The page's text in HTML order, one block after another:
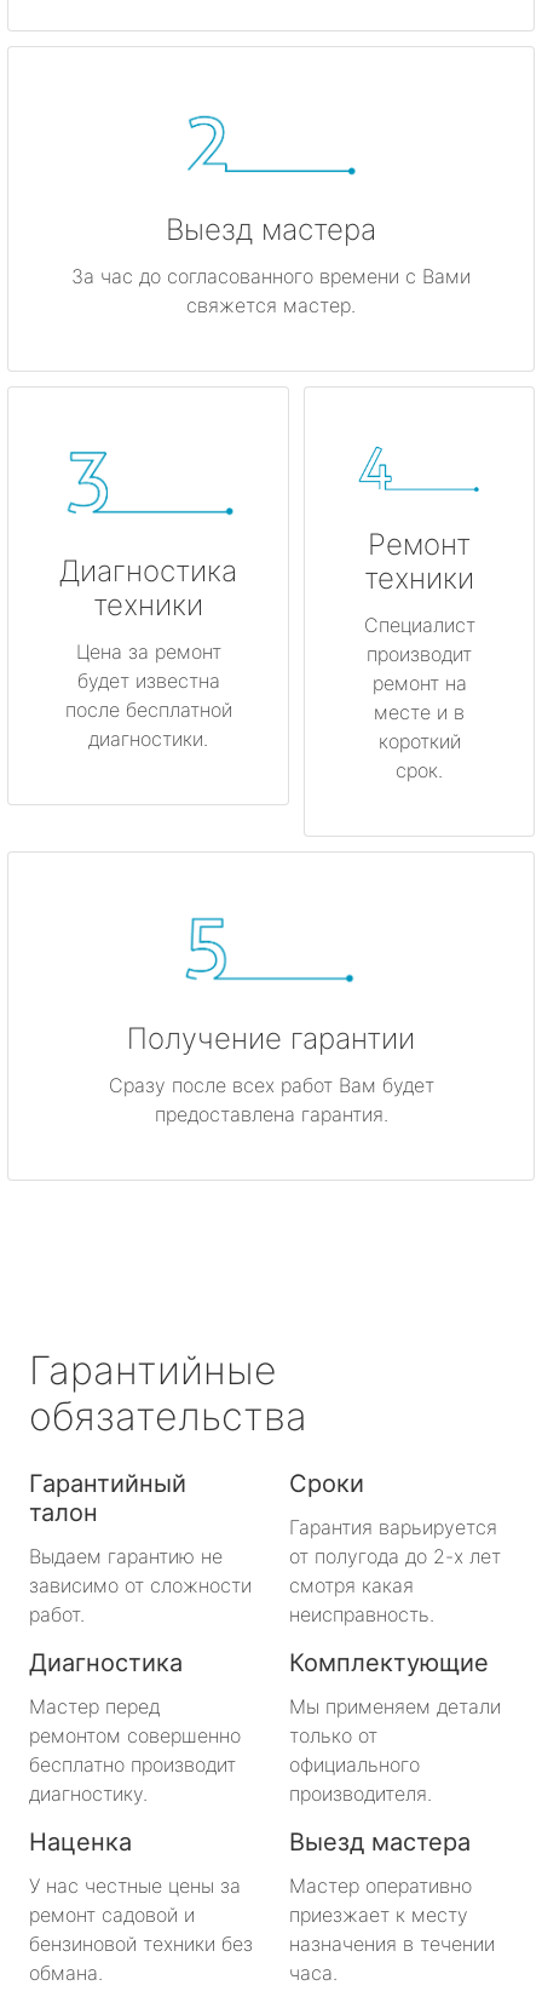
Выезд мастера
За час до согласованного времени с Вами
свяжется мастер.
Диагностика
техники
Цена за ремонт
будет известна
после бесплатной
диагностики.
Ремонт
техники
Специалист
производит
ремонт на
месте и в
короткий
срок.
Получение гарантии
Сразу после всех работ Вам будет
предоставлена гарантия.
Гарантийные
обязательства
Гарантийный
талон
Выдаем гарантию не
зависимо от сложности
работ.
Сроки
Гарантия варьируется
от полугода до 2-х лет
смотря какая
неисправность.
Диагностика
Мастер перед
ремонтом совершенно
бесплатно производит
диагностику.
Комплектующие
Мы применяем детали
только от
официального
производителя.
Наценка
У нас честные цены за
ремонт садовой и
бензиновой техники без
обмана.
Выезд мастера
Мастер оперативно
приезжает к месту
назначения в течении
часа.